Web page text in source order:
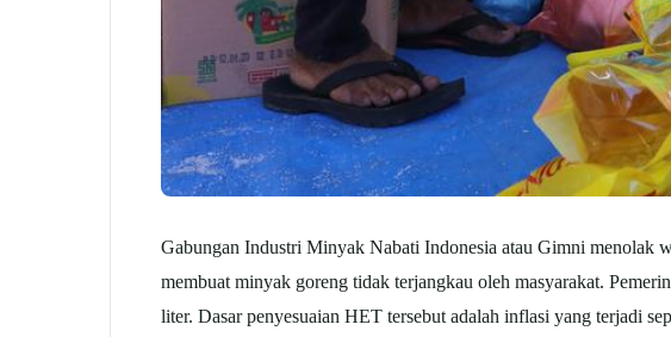
Gabungan Industri Minyak Nabati Indonesia atau Gimni menolak
membuat minyak goreng tidak terjangkau oleh masyarakat.
liter. Dasar penyesuaian HET tersebut adalah inflasi yang terjadi